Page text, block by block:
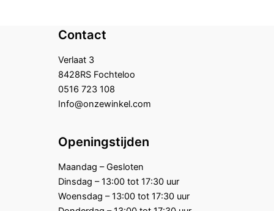
Contact
Verlaat 3
8428RS Fochteloo
0516 723 108
Info@onzewinkel.com
Openingstijden
Maandag – Gesloten
Dinsdag – 13:00 tot 17:30 uur
Woensdag – 13:00 tot 17:30 uur